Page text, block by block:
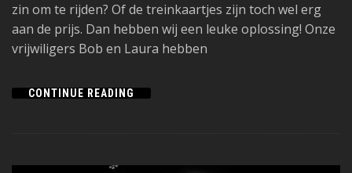
zin om te rijden? Of de treinkaartjes zijn toch wel erg
aan de prijs. Dan hebben wij een leuke oplossing! Onze
vrijwiligers Bob en Laura hebben
CONTINUE READING